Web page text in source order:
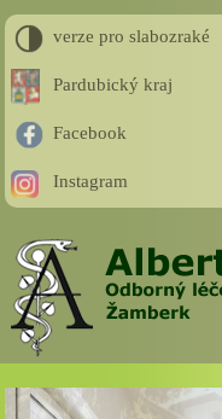
verze pro slabozraké
Pardubický kraj
Facebook
Instagram